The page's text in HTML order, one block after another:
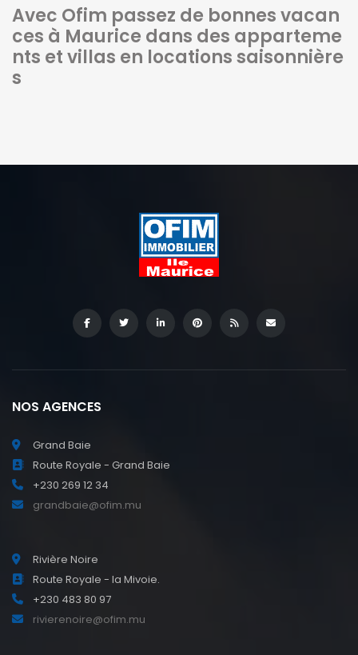
Avec Ofim passez de bonnes vacan
ces à Maurice dans des apparteme
nts et villas en locations saisonnière
s
NOS AGENCES
Grand Baie
Route Royale - Grand Baie
+230 269 12 34
grandbaie@ofim.mu
Rivière Noire
Route Royale - la Mivoie.
+230 483 80 97
rivierenoire@ofim.mu